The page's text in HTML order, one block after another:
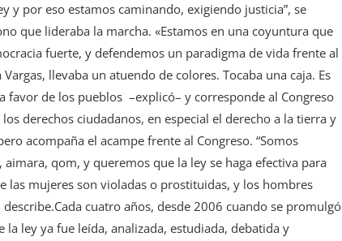
y por eso estamos caminando, exigiendo justicia”, se
que lideraba la marcha. «Estamos en una coyuntura que
fuerte, y defendemos un paradigma de vida frente al
llevaba un atuendo de colores. Tocaba una caja. Es
favor de los pueblos –explicó– y corresponde al Congreso
derechos ciudadanos, en especial el derecho a la tierra y
acompaña el acampe frente al Congreso. “Somos
qom, y queremos que la ley se haga efectiva para
mujeres son violadas o prostituidas, y los hombres
cuatro años, desde 2006 cuando se promulgó
ley ya fue leída, analizada, estudiada, debatida y